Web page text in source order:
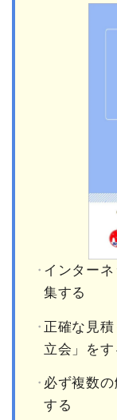
インター
集する
正確な見
立会」をす
必ず複数
する